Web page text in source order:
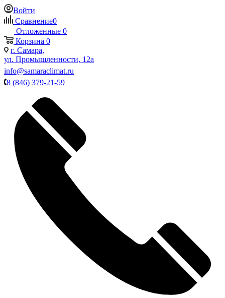
Войти
Сравнение0
Отложенные 0
Корзина 0
г. Самара,
ул. Промышленности, 12а
info@samaraclimat.ru
8 (846) 379-21-59